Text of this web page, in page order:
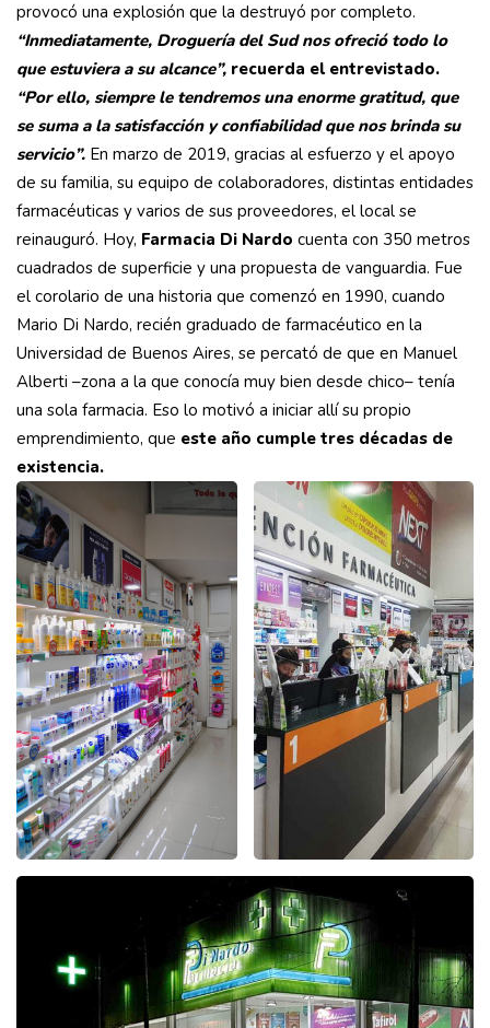
provocó una explosión que la destruyó por completo.
“Inmediatamente, Droguería del Sud nos ofreció todo lo
que estuviera a su alcance”, recuerda el entrevistado.
“Por ello, siempre le tendremos una enorme gratitud, que
se suma a la satisfacción y confiabilidad que nos brinda su
servicio”. En marzo de 2019, gracias al esfuerzo y el apoyo
de su familia, su equipo de colaboradores, distintas entidades
farmacéuticas y varios de sus proveedores, el local se
reinauguró. Hoy, Farmacia Di Nardo cuenta con 350 metros
cuadrados de superficie y una propuesta de vanguardia. Fue
el corolario de una historia que comenzó en 1990, cuando
Mario Di Nardo, recién graduado de farmacéutico en la
Universidad de Buenos Aires, se percató de que en Manuel
Alberti –zona a la que conocía muy bien desde chico– tenía
una sola farmacia. Eso lo motivó a iniciar allí su propio
emprendimiento, que este año cumple tres décadas de
existencia.